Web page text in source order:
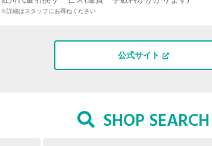
※詳細はスタッフにお尋ねください
公式サイト
SHOP SEARCH